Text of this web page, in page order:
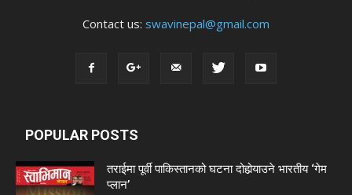
Contact us: swavinepal@gmail.com
POPULAR POSTS
तराईमा पूर्वी पाकिस्तानको घटना दोहोर्‍याउने भारतीय ‘गेम
प्लान’